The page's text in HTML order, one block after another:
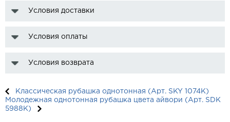
Условия доставки
Условия оплаты
Условия возврата
Классическая рубашка однотонная (Арт. SKY 1074K)
Молодежная однотонная рубашка цвета айвори (Арт. SDK
5988K)